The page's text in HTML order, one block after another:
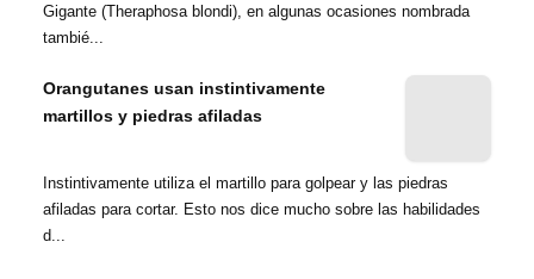
Gigante (Theraphosa blondi), en algunas ocasiones nombrada
tambié...
Orangutanes usan instintivamente
martillos y piedras afiladas
Instintivamente utiliza el martillo para golpear y las piedras
afiladas para cortar. Esto nos dice mucho sobre las habilidades
d...